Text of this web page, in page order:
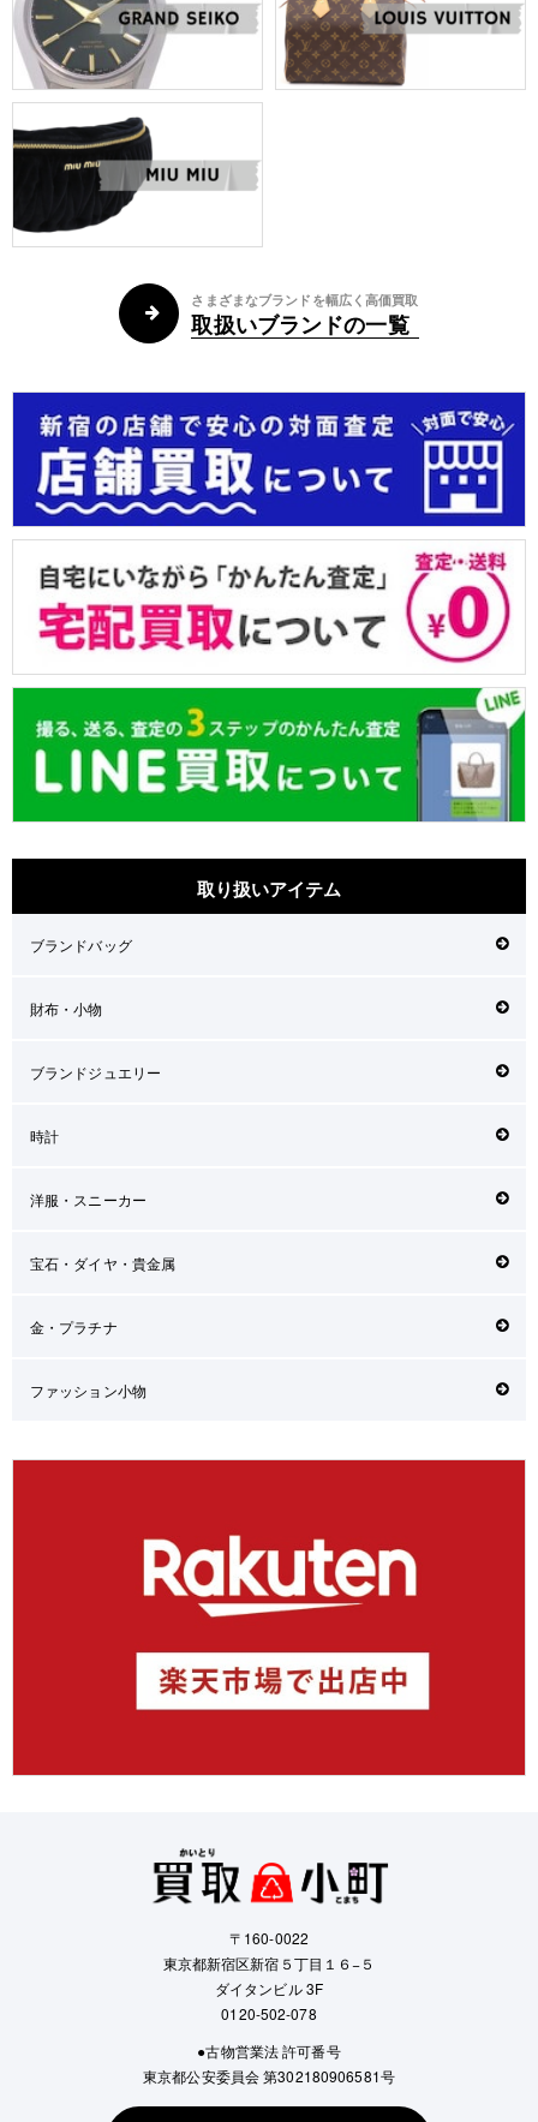
さまざまなブランドを幅広く高価買取
取扱いブランドの一覧
取り扱いアイテム
ブランドバッグ
財布・小物
ブランドジュエリー
時計
洋服・スニーカー
宝石・ダイヤ・貴金属
金・プラチナ
ファッション小物
〒160-0022
東京都新宿区新宿５丁目１６−５
ダイタンビル 3F
0120-502-078
●古物営業法 許可番号
東京都公安委員会 第302180906581号